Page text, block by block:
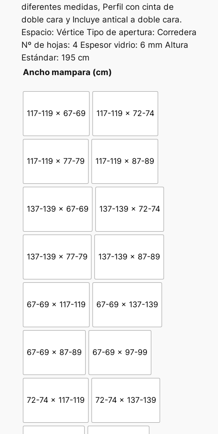
o
d
e
e
c
s
e
s
3
5
,
7
€
diferentes medidas, Perfil con cinta de
doble cara y Incluye antical a doble cara.
Espacio: Vértice Tipo de apertura: Corredera
Nº de hojas: 4 Espesor vidrio: 6 mm Altura
Estándar: 195 cm
Ancho mampara (cm)
117-119 x 67-69 117-119 x 72-74
117-119 x 77-79 117-119 x 87-89
137-139 x 67-69 137-139 x 72-74
137-139 x 77-79 137-139 x 87-89
67-69 x 117-119 67-69 x 137-139
67-69 x 87-89 67-69 x 97-99
72-74 x 117-119 72-74 x 137-139